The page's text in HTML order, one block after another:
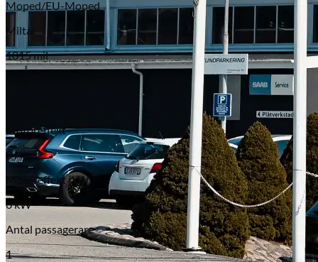
Moped/EU-Moped
Miltal
1015 mil
Motoreffekt
8 HK
Motoreffekt (kW)
6 kW
Antal passagerare
1